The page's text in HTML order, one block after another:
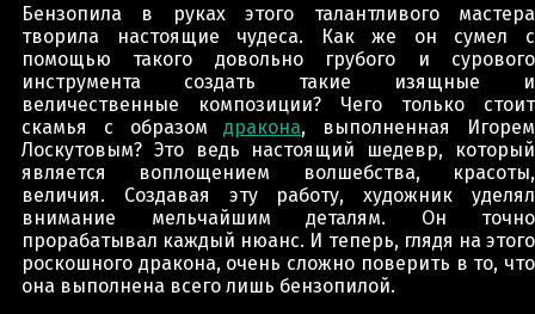
Бензопила в руках этого талантливого мастера
творила настоящие чудеса. Как же он сумел с
помощью такого довольно грубого и сурового
инструмента создать такие изящные и
величественные композиции? Чего только стоит
скамья с образомдракона, выполненная Игорем
Лоскутовым? Это ведь настоящий шедевр, который
является воплощением волшебства, красоты,
величия. Создавая эту работу, художник уделял
внимание мельчайшим деталям. Он точно
прорабатывал каждый нюанс. И теперь, глядя на этого
роскошного дракона, очень сложно поверить в то, что
она выполнена всего лишь бензопилой.